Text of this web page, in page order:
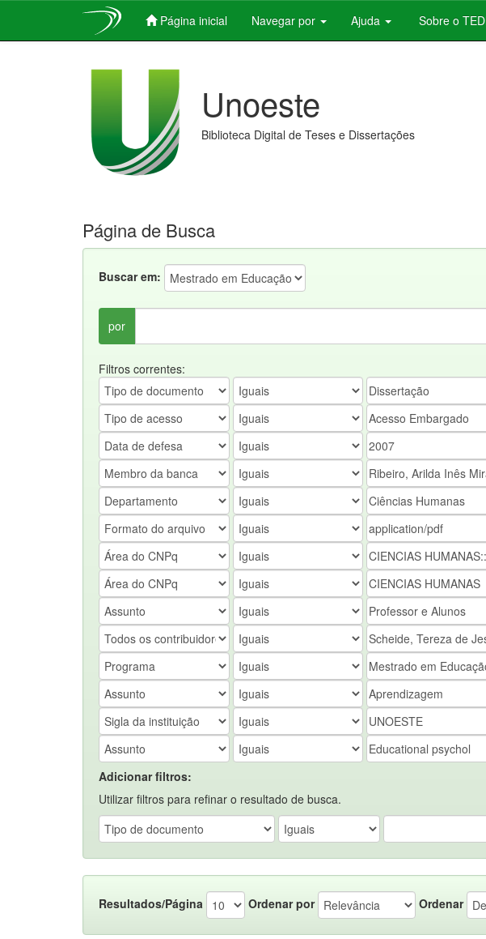
Página inicial Navegar por Ajuda Sobre o
Unoeste
Biblioteca Digital de Teses e Dissertações
Página de Busca
Buscar em:
por
Filtros correntes:
Adicionar filtros:
Utilizar filtros para refinar o resultado de busca.
Resultados/Página Ordenar por Ordenar